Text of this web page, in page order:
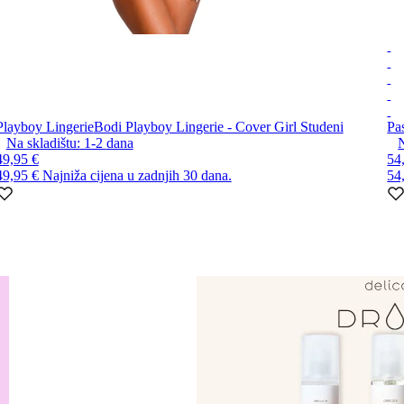
LingerieBodi Playboy Lingerie - Cover Girl Studeni
Na skladištu: 1-2 dana
€
€ Najniža cijena u zadnjih 30 dana.